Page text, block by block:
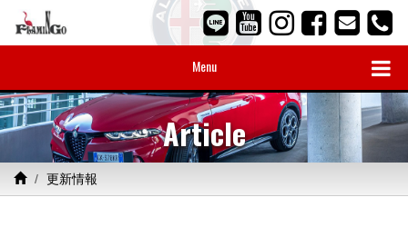
Menu
Article
更新情報